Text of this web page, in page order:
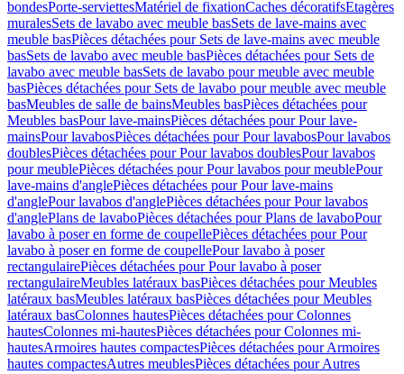
bondesPorte-serviettesMatériel de fixationCaches décoratifsEtagères
muralesSets de lavabo avec meuble basSets de lave-mains avec
meuble basPièces détachées pour Sets de lave-mains avec meuble
basSets de lavabo avec meuble basPièces détachées pour Sets de
lavabo avec meuble basSets de lavabo pour meuble avec meuble
basPièces détachées pour Sets de lavabo pour meuble avec meuble
basMeubles de salle de bainsMeubles basPièces détachées pour
Meubles basPour lave-mainsPièces détachées pour Pour lave-
mainsPour lavabosPièces détachées pour Pour lavabosPour lavabos
doublesPièces détachées pour Pour lavabos doublesPour lavabos
pour meublePièces détachées pour Pour lavabos pour meublePour
lave-mains d'anglePièces détachées pour Pour lave-mains
d'anglePour lavabos d'anglePièces détachées pour Pour lavabos
d'anglePlans de lavaboPièces détachées pour Plans de lavaboPour
lavabo à poser en forme de coupellePièces détachées pour Pour
lavabo à poser en forme de coupellePour lavabo à poser
rectangulairePièces détachées pour Pour lavabo à poser
rectangulaireMeubles latéraux basPièces détachées pour Meubles
latéraux basMeubles latéraux basPièces détachées pour Meubles
latéraux basColonnes hautesPièces détachées pour Colonnes
hautesColonnes mi-hautesPièces détachées pour Colonnes mi-
hautesArmoires hautes compactesPièces détachées pour Armoires
hautes compactesAutres meublesPièces détachées pour Autres